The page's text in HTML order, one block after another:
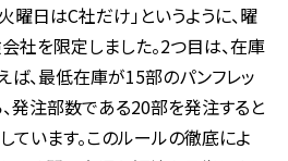
曜日はC社だけ」というように、曜
社を限定しました。2つ目は、在庫
ば、最低在庫が15部のパンフレッ
発注部数である20部を発注すると
ています。このルールの徹底によ